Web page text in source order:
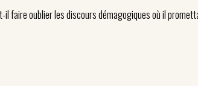
il faire oublier les discours démagogiques où il